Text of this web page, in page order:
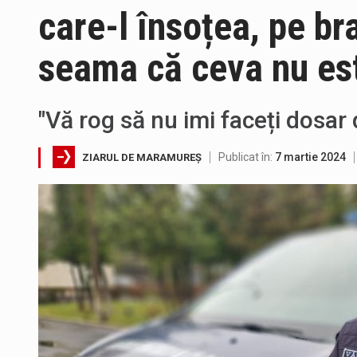
Pe scurt. Statuia lui PINTEA
Fostul deputat si primar
Pompierii militari si un echipaj
care-l însoțea, pe
seama că ceva nu
"Vă rog să nu imi faceți dosar
ZIARUL DE MARAMUREȘ Publicat în: 7 martie 2024